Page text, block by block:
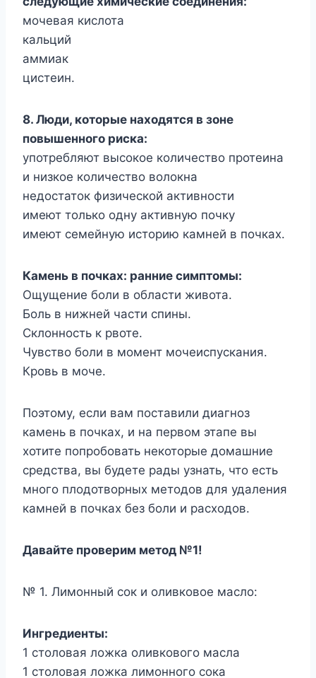
мочевая кислота
кальций
аммиак
цистеин.
8. Люди, которые находятся в зоне
повышенного риска:
употребляют высокое количество протеина
и низкое количество волокна
недостаток физической активности
имеют только одну активную почку
имеют семейную историю камней в почках.
Камень в почках: ранние симптомы:
Ощущение боли в области живота.
Боль в нижней части спины.
Склонность к рвоте.
Чувство боли в момент мочеиспускания.
Кровь в моче.
Поэтому, если вам поставили диагноз
камень в почках, и на первом этапе вы
хотите попробовать некоторые домашние
средства, вы будете рады узнать, что есть
много плодотворных методов для удаления
камней в почках без боли и расходов.
Давайте проверим метод №1!
№ 1. Лимонный сок и оливковое масло:
Ингредиенты:
1 столовая ложка оливкового масла
1 столовая ложка лимонного сока